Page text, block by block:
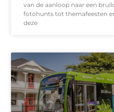
van de aanloop naar een
fotohunts tot themafeesten
deze